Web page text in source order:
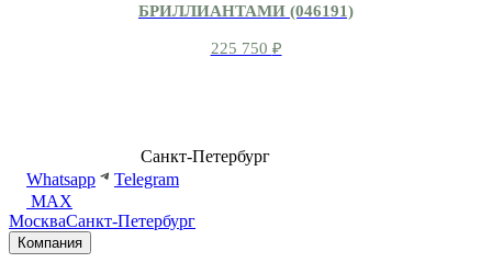
БРИЛЛИАНТАМИ (046191)
225 750 ₽
Санкт-Петербург
Whatsapp
Telegram
MAX
МоскваСанкт-Петербург
Компания